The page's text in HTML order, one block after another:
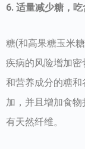
6. 适量减少糖，
糖(和高果糖玉米
疾病的风险增加
和营养成分的糖
加，并且增加食
有天然纤维。